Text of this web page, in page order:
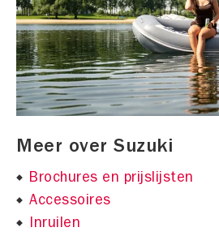
Meer over Suzuki
Brochures en prijslijsten
Accessoires
Inruilen